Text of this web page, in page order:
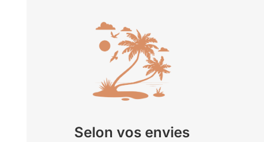
Selon vos envies